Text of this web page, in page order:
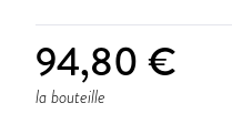
94,80 €
la bouteille